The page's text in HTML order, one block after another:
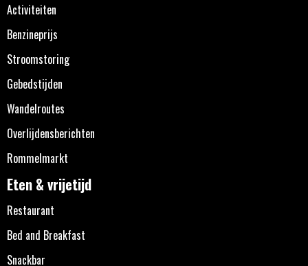
Activiteiten
Benzineprijs
Stroomstoring
Gebedstijden
Wandelroutes
Overlijdensberichten
Rommelmarkt
Eten & vrijetijd
Restaurant
Bed and Breakfast
Snackbar